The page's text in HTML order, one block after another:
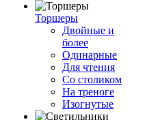
Торшеры
Двойные и
более
Одинарные
Для чтения
Со столиком
На треноге
Изогнутые